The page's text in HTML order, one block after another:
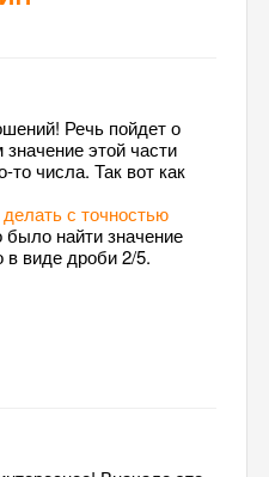
Речь пойдет о
этой части
то числа. Так вот как
с точностью
было найти значение
в виде дроби 2/5.